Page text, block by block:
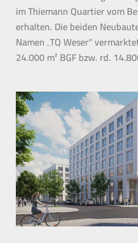
im Thiemann Quartier vom
erhalten. Die beiden
Namen „TQ Weser“
24.000 m² BGF bzw. rd.